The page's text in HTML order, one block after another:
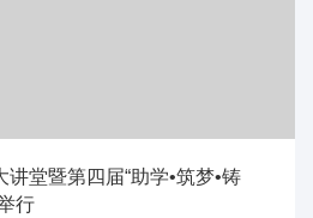
堂暨第四届“助学•筑梦•铸
行